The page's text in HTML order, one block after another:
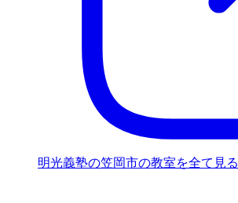
明光義塾の笠岡市の教室を全て見る